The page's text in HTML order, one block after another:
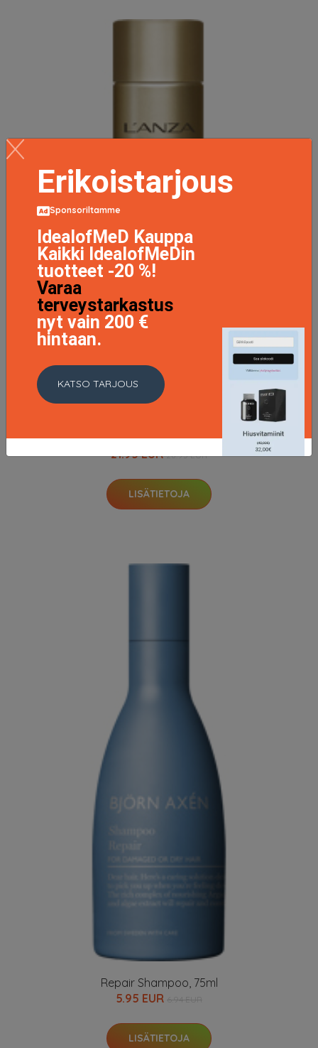
Bright Blonde Shampoo, 300ml
21.95 EUR28.95 EUR
LISÄTIETOJA
Repair Shampoo, 75ml
5.95 EUR
LISÄTIETOJA
Erikoistarjous
Sponsoriltamme
IdealofMeD Kauppa
Kaikki IdealofMeDin
tuotteet -20 %!
Varaa
terveystarkastus
nyt vain 200 €
hintaan.
KATSO TARJOUS